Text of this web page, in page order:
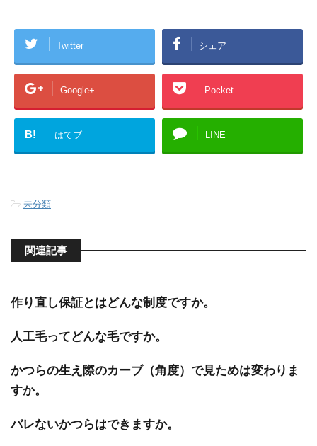
Twitter シェア
Google+ Pocket
B! はてブ LINE
-未分類
関連記事
作り直し保証とはどんな制度ですか。
人工毛ってどんな毛ですか。
かつらの生え際のカーブ（角度）で見ためは変わりま
すか。
バレないかつらはできますか。